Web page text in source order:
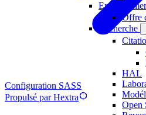
Offre
Recherche
HAL
Open
Configuration SASS
Propulsé par Hextra